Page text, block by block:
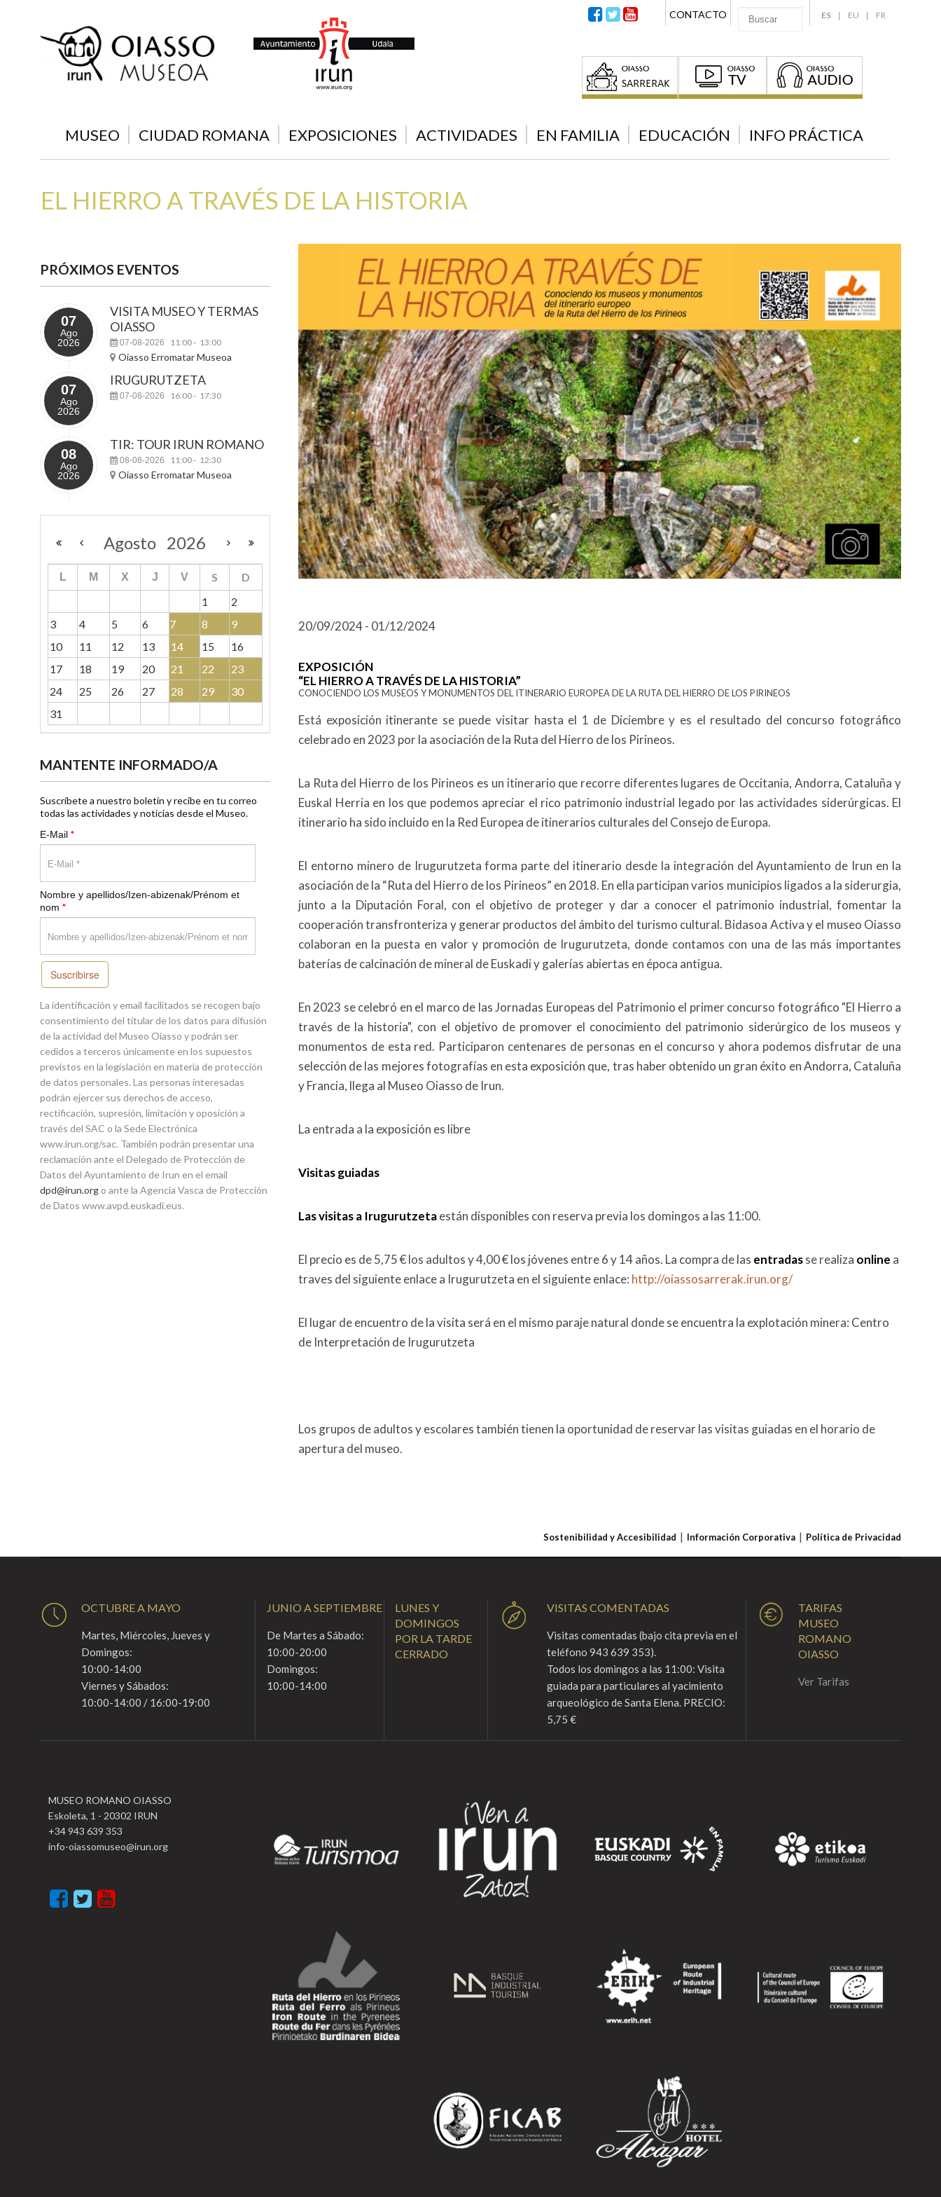
ES EU FR
CONTACTO
MUSEO CIUDAD ROMANA EXPOSICIONES ACTIVIDADES EN FAMILIA EDUCACIÓN INFO PRÁCTICA
EL HIERRO A TRAVÉS DE LA HISTORIA
20/09/2024 - 01/12/2024
EXPOSICIÓN
“EL HIERRO A TRAVÉS DE LA HISTORIA”
CONOCIENDO LOS MUSEOS Y MONUMENTOS DEL ITINERARIO EUROPEA DE LA RUTA DEL HIERRO DE LOS PIRINEOS
Está exposición itinerante se puede visitar hasta el 1 de Diciembre y es el resultado del concurso fotográfico
celebrado en 2023 por la asociación de la Ruta del Hierro de los Pirineos.
La Ruta del Hierro de los Pirineos es un itinerario que recorre diferentes lugares de Occitania, Andorra, Cataluña y
Euskal Herria en los que podemos apreciar el rico patrimonio industrial legado por las actividades siderúrgicas. El
itinerario ha sido incluido en la Red Europea de itinerarios culturales del Consejo de Europa.
El entorno minero de Irugurutzeta forma parte del itinerario desde la integración del Ayuntamiento de Irun en la
asociación de la “Ruta del Hierro de los Pirineos” en 2018. En ella participan varios municipios ligados a la siderurgia,
junto a la Diputación Foral, con el objetivo de proteger y dar a conocer el patrimonio industrial, fomentar la
cooperación transfronteriza y generar productos del ámbito del turismo cultural. Bidasoa Activa y el museo Oiasso
colaboran en la puesta en valor y promoción de Irugurutzeta, donde contamos con una de las más importantes
baterías de calcinación de mineral de Euskadi y galerías abiertas en época antigua.
En 2023 se celebró en el marco de las Jornadas Europeas del Patrimonio el primer concurso fotográfico "El Hierro a
través de la historia", con el objetivo de promover el conocimiento del patrimonio siderúrgico de los museos y
monumentos de esta red. Participaron centenares de personas en el concurso y ahora podemos disfrutar de una
selección de las mejores fotografías en esta exposición que, tras haber obtenido un gran éxito en Andorra, Cataluña
y Francia, llega al Museo Oiasso de Irun.
La entrada a la exposición es libre
Visitas guiadas
Las visitas a Irugurutzetaestán disponibles con reserva previa los domingos a las 11:00.
El precio es de 5,75 € los adultos y 4,00 € los jóvenes entre 6 y 14 años. La compra de las entradasse realiza online a
traves del siguiente enlace a Irugurutzeta en el siguiente enlace: http://oiassosarrerak.irun.org/
El lugar de encuentro de la visita será en el mismo paraje natural donde se encuentra la explotación minera: Centro
de Interpretación de Irugurutzeta
Los grupos de adultos y escolares también tienen la oportunidad de reservar las visitas guiadas en el horario de
apertura del museo.
PRÓXIMOS EVENTOS
07
Ago
2026
VISITA MUSEO Y TERMAS
OIASSO
07-08-2026 11:00- 13:00
Oiasso Erromatar Museoa
07
Ago
2026
IRUGURUTZETA
07-08-2026 16:00- 17:30
08
Ago
2026
TIR: TOUR IRUN ROMANO
08-08-2026 11:00- 12:30
Oiasso Erromatar Museoa
Agosto 2026
L M X J V S
D
1
2
3
4 5 6 7 8
9
10
11 12 13 14 15
16
17
18 19 20 21 22
23
24
25 26 27 28 29
30
31
MANTENTE INFORMADO/A
Suscríbete a nuestro boletín y recibe en tu correo
todas las actividades y noticias desde el Museo.
E-Mail *
Nombre y apellidos/Izen-abizenak/Prénom et
nom *
Suscribirse
La identificación y email facilitados se recogen bajo
consentimiento del titular de los datos para difusión
de la actividad del Museo Oiasso y podrán ser
cedidos a terceros únicamente en los supuestos
previstos en la legislación en materia de protección
de datos personales. Las personas interesadas
podrán ejercer sus derechos de acceso,
rectificación, supresión, limitación y oposición a
través del SAC o la Sede Electrónica
www.irun.org/sac. También podrán presentar una
reclamación ante el Delegado de Protección de
Datos del Ayuntamiento de Irun en el email
dpd@irun.org o ante la Agencia Vasca de Protección
de Datos www.avpd.euskadi.eus.
Sostenibilidad y Accesibilidad Información Corporativa Política de Privacidad
OCTUBRE A MAYO
Martes, Miércoles, Jueves y
Domingos:
10:00-14:00
Viernes y Sábados:
10:00-14:00 / 16:00-19:00
JUNIO A SEPTIEMBRE
De Martes a Sábado:
10:00-20:00
Domingos:
10:00-14:00
LUNES Y
DOMINGOS
POR LA TARDE
CERRADO
VISITAS COMENTADAS
Visitas comentadas (bajo cita previa en el
teléfono 943 639 353).
Todos los domingos a las 11:00: Visita
guiada para particulares al yacimiento
arqueológico de Santa Elena. PRECIO:
5,75 €
TARIFAS
MUSEO
ROMANO
OIASSO
Ver Tarifas
MUSEO ROMANO OIASSO
Eskoleta, 1 - 20302 IRUN
+34 943 639 353
info-oiassomuseo@irun.org